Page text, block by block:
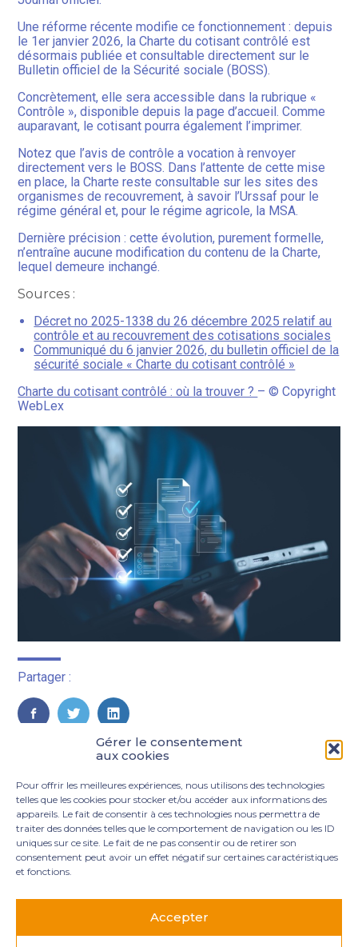
Gérer le consentement
aux cookies
Pour offrir les meilleures expériences, nous utilisons des technologies
telles que les cookies pour stocker et/ou accéder aux informations des
appareils. Le fait de consentir à ces technologies nous permettra de
traiter des données telles que le comportement de navigation ou les ID
uniques sur ce site. Le fait de ne pas consentir ou de retirer son
consentement peut avoir un effet négatif sur certaines caractéristiques
et fonctions.
Accepter
Une réforme récente modifie ce fonctionnement : depuis
le 1er janvier 2026, la Charte du cotisant contrôlé est
désormais publiée et consultable directement sur le
Bulletin officiel de la Sécurité sociale (BOSS).
Concrètement, elle sera accessible dans la rubrique «
Contrôle », disponible depuis la page d’accueil. Comme
auparavant, le cotisant pourra également l’imprimer.
Notez que l’avis de contrôle a vocation à renvoyer
directement vers le BOSS. Dans l’attente de cette mise
en place, la Charte reste consultable sur les sites des
organismes de recouvrement, à savoir l’Urssaf pour le
régime général et, pour le régime agricole, la MSA.
Dernière précision : cette évolution, purement formelle,
n’entraîne aucune modification du contenu de la Charte,
lequel demeure inchangé.
Sources :
Décret no 2025-1338 du 26 décembre 2025 relatif au
contrôle et au recouvrement des cotisations sociales
Communiqué du 6 janvier 2026, du bulletin officiel de la
sécurité sociale « Charte du cotisant contrôlé »
Charte du cotisant contrôlé : où la trouver ? – © Copyright
WebLex
Partager :
FaceBook
TwitterLinkedIn
Principale
3 rue Marie Dupil – La Plaine Petit Manoir – 97232 Le